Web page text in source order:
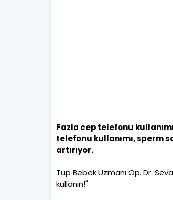
Fazla cep telefonu
telefonu kullanımı, sperm
artırıyor.
Tüp Bebek Uzmanı Op. Dr.
kullanın!"